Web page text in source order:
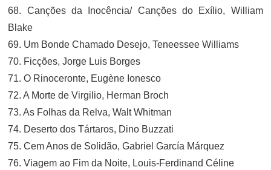
68. Canções da Inocência/ Canções do Exílio, William
Blake
69. Um Bonde Chamado Desejo, Teneessee Williams
70. Ficções, Jorge Luis Borges
71. O Rinoceronte, Eugène Ionesco
72. A Morte de Virgilio, Herman Broch
73. As Folhas da Relva, Walt Whitman
74. Deserto dos Tártaros, Dino Buzzati
75. Cem Anos de Solidão, Gabriel García Márquez
76. Viagem ao Fim da Noite, Louis-Ferdinand Céline